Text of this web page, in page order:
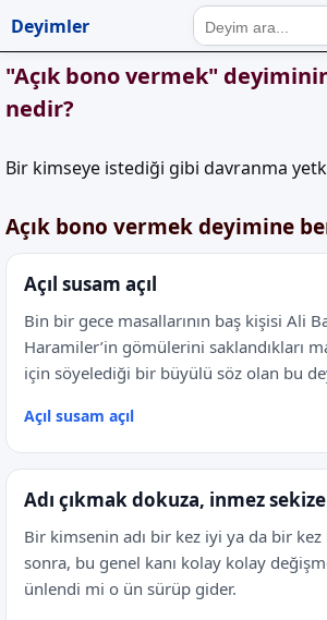
Deyimler
"Açık bono vermek"
nedir?
Bir kimseye istediği gibi davranma
Açık bono vermek deyimine
Açıl susam açıl
Bin bir gece masallarının baş kişisi Ali
Haramiler’in gömülerini saklandıkları
için söyelediği bir büyülü söz olan bu
Açıl susam açıl
Adı çıkmak dokuza, inmez sekize
Bir kimsenin adı bir kez iyi ya da bir kez
sonra, bu genel kanı kolay kolay
ünlendi mi o ün sürüp gider.